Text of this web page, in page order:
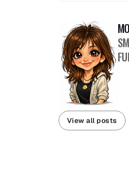
View all posts